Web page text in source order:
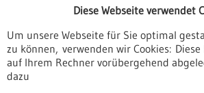
Veranstaltungen
Erscheinungsdatum
Diese Webseite verwendet
Um unsere Webseite für Sie optimal
zu können, verwenden wir Cookies:
auf Ihrem Rechner vorübergehend
dazu